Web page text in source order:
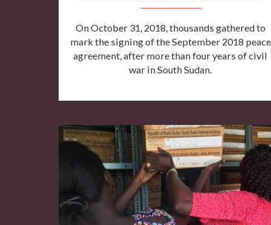
On October 31, 2018, thousands gathered to
mark the signing of the September 2018 peace
agreement, after more than four years of civil
war in South Sudan.